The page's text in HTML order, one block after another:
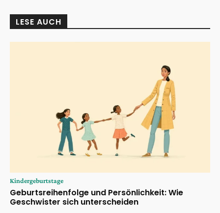
LESE AUCH
Kindergeburtstage
Geburtsreihenfolge und Persönlichkeit: Wie
Geschwister sich unterscheiden